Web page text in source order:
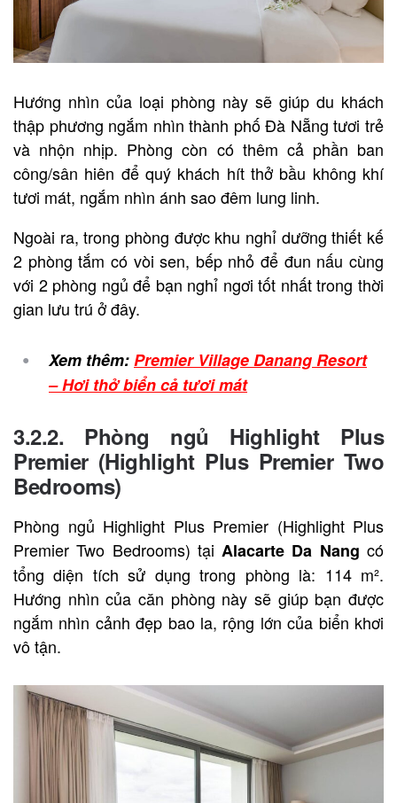
Hướng nhìn của loại phòng này sẽ giúp du khách
thập phương ngắm nhìn thành phố Đà Nẵng tươi trẻ
và nhộn nhịp. Phòng còn có thêm cả phần ban
công/sân hiên để quý khách hít thở bầu không khí
tươi mát, ngắm nhìn ánh sao đêm lung linh.
Ngoài ra, trong phòng được khu nghỉ dưỡng thiết kế
2 phòng tắm có vòi sen, bếp nhỏ để đun nấu cùng
với 2 phòng ngủ để bạn nghỉ ngơi tốt nhất trong thời
gian lưu trú ở đây.
Xem thêm:Premier Village Danang Resort
– Hơi thở biển cả tươi mát
3.2.2. Phòng ngủ Highlight Plus
Premier (Highlight Plus Premier Two
Bedrooms)
Phòng ngủ Highlight Plus Premier (Highlight Plus
Premier Two Bedrooms) tại Alacarte Da Nangcó
tổng diện tích sử dụng trong phòng là: 114 m².
Hướng nhìn của căn phòng này sẽ giúp bạn được
ngắm nhìn cảnh đẹp bao la, rộng lớn của biển khơi
vô tận.